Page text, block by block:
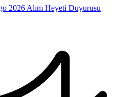
2026 Alım Heyeti Duyurusu